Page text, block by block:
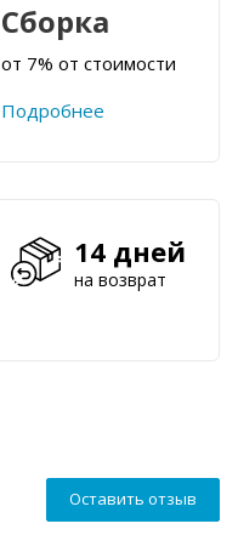
Сборка
от 7% от стоимости
Подробнее
14 дней
на возврат
Оставить отзыв